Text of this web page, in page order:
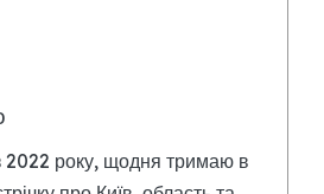
2022 року, щодня тримаю в